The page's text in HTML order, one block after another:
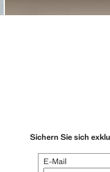
Sichern Sie sich
E-Mail